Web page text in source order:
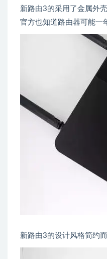
新路由3的采用了金属外
官方也知道路由器可能一
新路由3的设计风格简约